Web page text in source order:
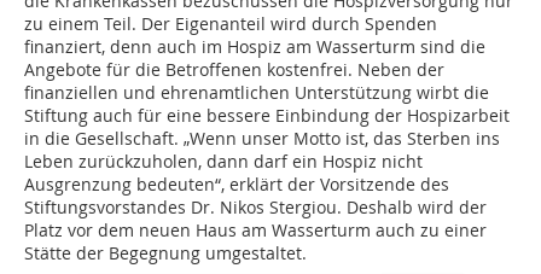
zu einem Teil. Der Eigenanteil wird durch Spenden
finanziert, denn auch im Hospiz am Wasserturm sind die
Angebote für die Betroffenen kostenfrei. Neben der
finanziellen und ehrenamtlichen Unterstützung wirbt die
Stiftung auch für eine bessere Einbindung der Hospizarbeit
in die Gesellschaft. „Wenn unser Motto ist, das Sterben ins
Leben zurückzuholen, dann darf ein Hospiz nicht
Ausgrenzung bedeuten“, erklärt der Vorsitzende des
Stiftungsvorstandes Dr. Nikos Stergiou. Deshalb wird der
Platz vor dem neuen Haus am Wasserturm auch zu einer
Stätte der Begegnung umgestaltet.